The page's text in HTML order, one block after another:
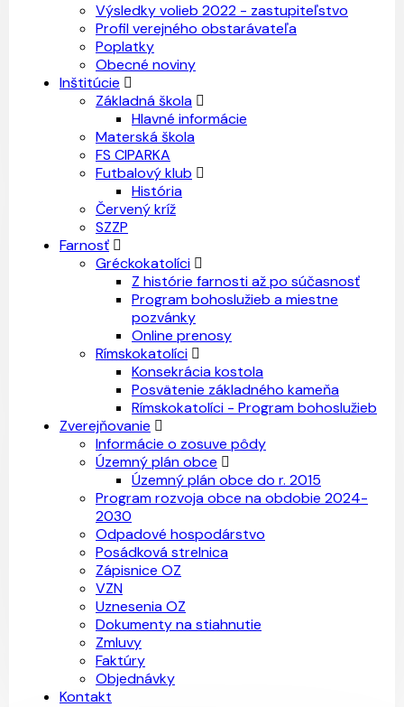
Výsledky volieb 2022 - zastupiteľstvo
Profil verejného obstarávateľa
Poplatky
Obecné noviny
Inštitúcie
Základná škola
Hlavné informácie
Materská škola
FS CIPARKA
Futbalový klub
História
Červený kríž
SZZP
Farnosť
Gréckokatolíci
Z histórie farnosti až po súčasnosť
Program bohoslužieb a miestne
pozvánky
Online prenosy
Rímskokatolíci
Konsekrácia kostola
Posvätenie základného kameňa
Rímskokatolíci - Program bohoslužieb
Zverejňovanie
Informácie o zosuve pôdy
Územný plán obce
Územný plán obce do r. 2015
Program rozvoja obce na obdobie 2024-
2030
Odpadové hospodárstvo
Posádková strelnica
Zápisnice OZ
VZN
Uznesenia OZ
Dokumenty na stiahnutie
Zmluvy
Faktúry
Objednávky
Kontakt